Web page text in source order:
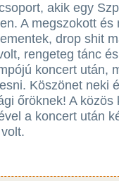
akik egy
A megszokott
drop shit
rengeteg tánc
koncert után,
Köszönet neki
őröknek! A
a koncert után